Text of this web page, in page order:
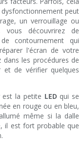
peut
un verrouillage ou
découvrirez de
de contournement qui
l'écran de votre
dans les procédures de
et de vérifier quelques
est la petite LED qui se
en rouge ou en bleu,
même si la dalle
il est fort probable que